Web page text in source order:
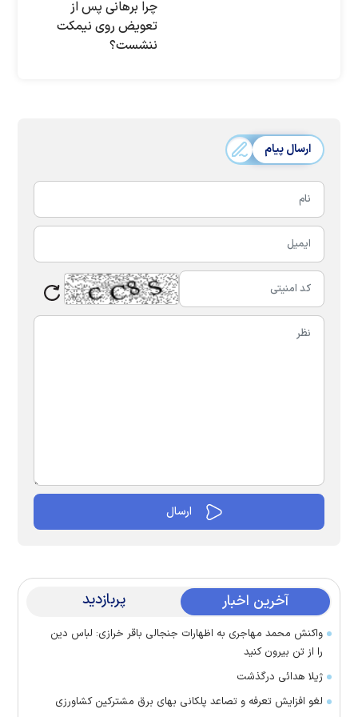
چرا برهانی پس از
تعویض روی نیمکت
ننشست؟
ارسال پیام
آخرین اخبار پربازدید
واکنش محمد مهاجری به اظهارات جنجالی باقر خرازی: لباس دین
را از تن بیرون کنید
ژیلا هدائی درگذشت
لغو افزایش تعرفه و تصاعد پلکانی بهای برق مشترکین کشاورزی